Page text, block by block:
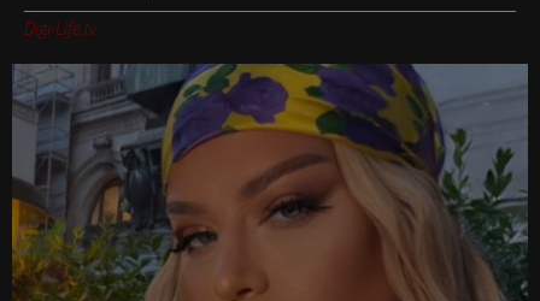
Digi-Life.tv